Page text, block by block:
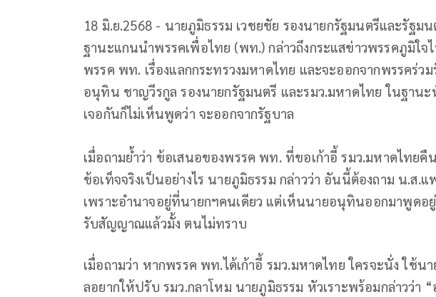
18 มิ.ย.2568 - นายภูมิธรรม เวชยชัย รองนายกรัฐมนตรีและรัฐมน
ฐานะแกนนำพรรคเพื่อไทย (พท.) กล่าวถึงกระแสข่าวพรรคภูมิใจ
พรรค พท. เรื่องแลกกระทรวงมหาดไทย และจะออกจากพรรคร่ว
อนุทิน ชาญวีรกูล รองนายกรัฐมนตรี และรมว.มหาดไทย ในฐาน
เจอกันก็ไม่เห็นพูดว่า จะออกจากรัฐบาล
เมื่อถามย้ำว่า ข้อเสนอของพรรค พท. ที่ขอเก้าอี้ รมว.มหาดไทยคื
ข้อเท็จจริงเป็นอย่างไร นายภูมิธรรม กล่าวว่า อันนี้ต้องถาม น.ส.
เพราะอำนาจอยู่ที่นายกฯคนเดียว แต่เห็นนายอนุทินออกมาพูดอ
รับสัญญาณแล้วมั้ง ตนไม่ทราบ
เมื่อถามว่า หากพรรค พท.ได้เก้าอี้ รมว.มหาดไทย ใครจะนั่ง ใช้น
ลอยากให้ปรับ รมว.กลาโหม นายภูมิธรรม หัวเราะพร้อมกล่าวว่า